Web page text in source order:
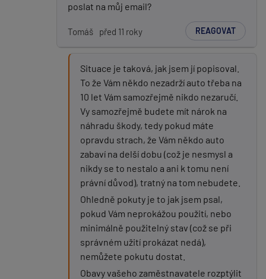
poslat na můj email?
Tomáš před 11 roky REAGOVAT
Situace je taková, jak jsem jí popisoval.
To že Vám někdo nezadrží auto třeba na
10 let Vám samozřejmě nikdo nezaručí.
Vy samozřejmě budete mít nárok na
náhradu škody, tedy pokud máte
opravdu strach, že Vám někdo auto
zabaví na delší dobu (což je nesmysl a
nikdy se to nestalo a ani k tomu není
právní důvod), tratný na tom nebudete.
Ohledně pokuty je to jak jsem psal,
pokud Vám neprokážou použití, nebo
minimálně použitelný stav (což se při
správném užití prokázat nedá),
nemůžete pokutu dostat.
Obavy vašeho zaměstnavatele rozptýlit